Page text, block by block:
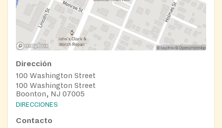
Dirección
100 Washington Street
100 Washington Street
Boonton, NJ 07005
DIRECCIONES
Contacto